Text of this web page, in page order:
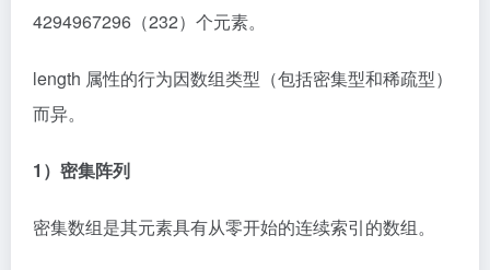
4294967296（232）个元素。
length 属性的行为因数组类型（包括密集型和稀疏型）
而异。
1）密集阵列
密集数组是其元素具有从零开始的连续索引的数组。